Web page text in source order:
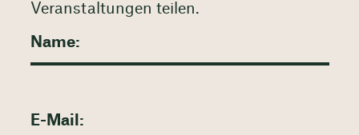
Veranstaltungen teilen.